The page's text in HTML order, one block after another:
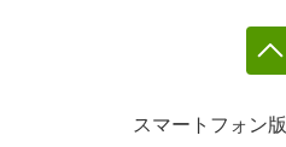
スマートフォン版